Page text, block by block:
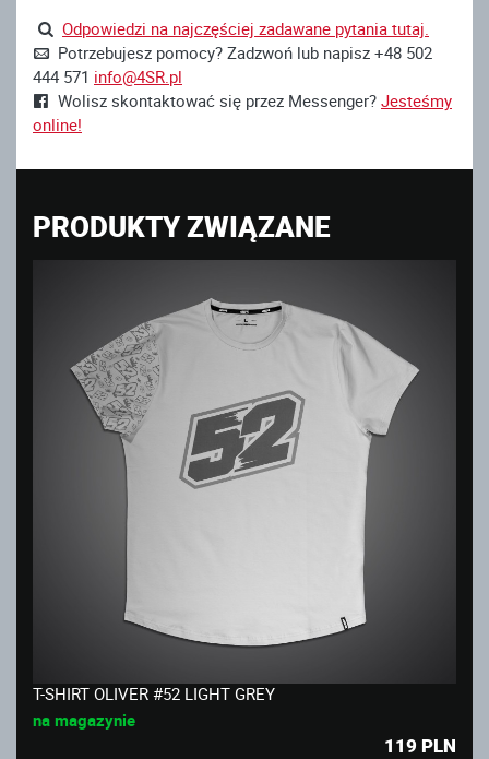
Odpowiedzi na najczęściej zadawane pytania tutaj.
Potrzebujesz pomocy? Zadzwoń lub napisz +48 502
444 571 info@4SR.pl
Wolisz skontaktować się przez Messenger? Jesteśmy
online!
PRODUKTY ZWIĄZANE
T-SHIRT OLIVER #52 LIGHT GREY
na magazynie
119 PLN